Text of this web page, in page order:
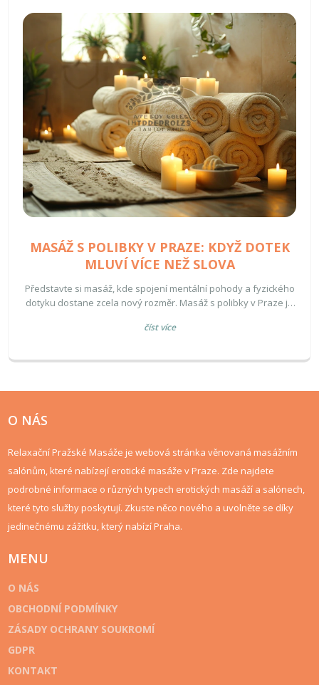
MASÁŽ S POLIBKY V PRAZE: KDYŽ DOTEK
MLUVÍ VÍCE NEŽ SLOVA
Představte si masáž, kde spojení mentální pohody a fyzického
dotyku dostane zcela nový rozměr. Masáž s polibky v Praze je
posílení emocionálních pout. Tento typ masáže propojuje
které dodávají zážitku na intimnosti a pohodě. Pro mnohé
každodenního stresu. V tomto článku objevíme, proč je tato
číst více
O NÁS
Relaxační Pražské Masáže je webová stránka věnovaná masážním
salónům, které nabízejí erotické masáže v Praze. Zde najdete
podrobné informace o různých typech erotických masáží a salónech,
které tyto služby poskytují. Zkuste něco nového a uvolněte se díky
jedinečnému zážitku, který nabízí Praha.
MENU
O NÁS
OBCHODNÍ PODMÍNKY
ZÁSADY OCHRANY SOUKROMÍ
GDPR
KONTAKT